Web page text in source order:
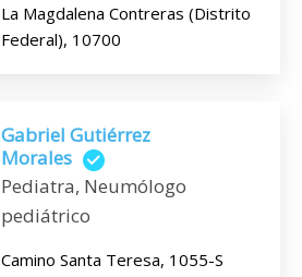
La Magdalena Contreras (Distrito
Federal), 10700
Gabriel Gutiérrez
Morales
Pediatra, Neumólogo
pediátrico
Camino Santa Teresa, 1055-S